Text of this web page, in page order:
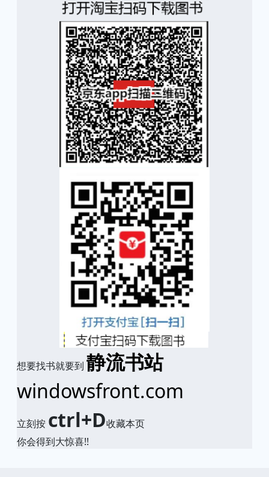
想要找书就要到 静流书站
windowsfront.com
立刻按 ctrl+D收藏本页
你会得到大惊喜!!